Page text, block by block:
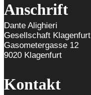
Anschrift
Dante Alighieri
Gesellschaft Klagenfurt
Gasometergasse 12
9020 Klagenfurt
Kontakt